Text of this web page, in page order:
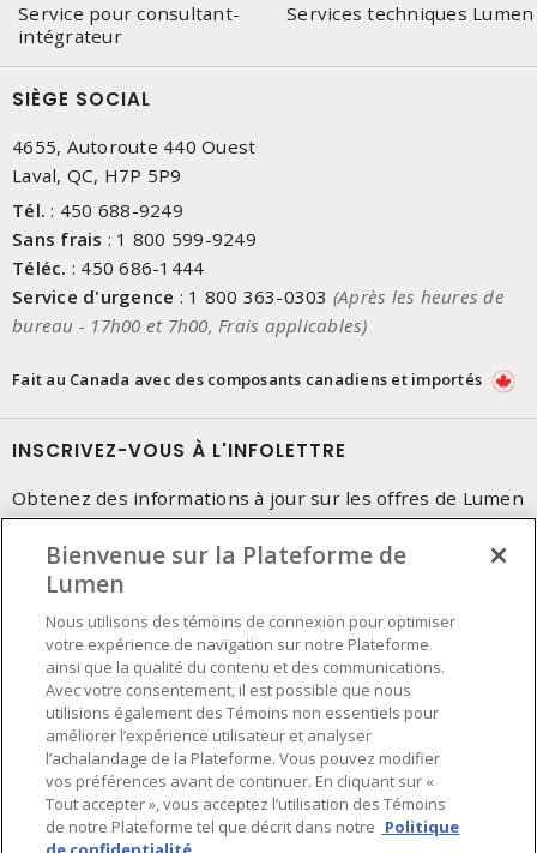
Service pour consultant-
intégrateur
Services techniques Lumen
SIÈGE SOCIAL
4655, Autoroute 440 Ouest
Laval, QC, H7P 5P9
Tél. : 450 688-9249
Sans frais : 1 800 599-9249
Téléc. : 450 686-1444
Service d'urgence : 1 800 363-0303 (Après les heures de
bureau - 17h00 et 7h00, Frais applicables)
Fait au Canada avec des composants canadiens et importés
INSCRIVEZ-VOUS À L'INFOLETTRE
Obtenez des informations à jour sur les offres de Lumen
Bienvenue sur la Plateforme de
Lumen
Nous utilisons des témoins de connexion pour optimiser
votre expérience de navigation sur notre Plateforme
ainsi que la qualité du contenu et des communications.
Avec votre consentement, il est possible que nous
utilisions également des Témoins non essentiels pour
améliorer l’expérience utilisateur et analyser
l’achalandage de la Plateforme. Vous pouvez modifier
vos préférences avant de continuer. En cliquant sur «
Tout accepter », vous acceptez l’utilisation des Témoins
de notre Plateforme tel que décrit dans notre Politique